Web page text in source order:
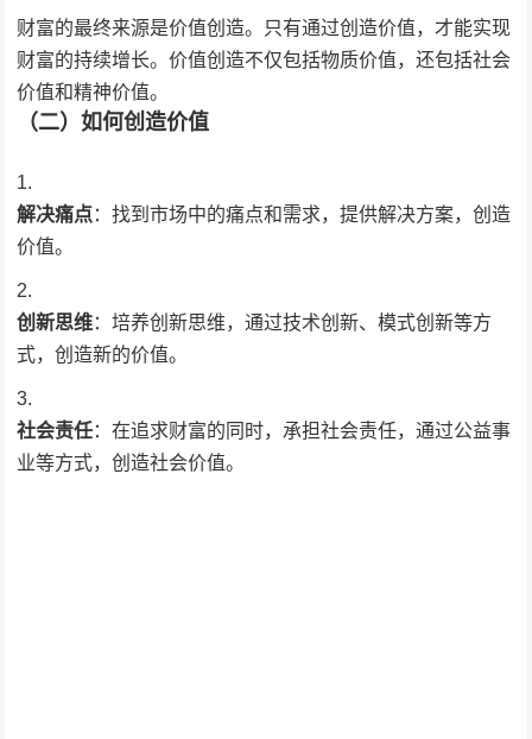
财富的最终来源是价值创造。只有通过创造价值，才能实现
财富的持续增长。价值创造不仅包括物质价值，还包括社会
价值和精神价值。
（二）如何创造价值
解决痛点：找到市场中的痛点和需求，提供解决方案，创造
价值。
创新思维：培养创新思维，通过技术创新、模式创新等方
式，创造新的价值。
社会责任：在追求财富的同时，承担社会责任，通过公益事
业等方式，创造社会价值。